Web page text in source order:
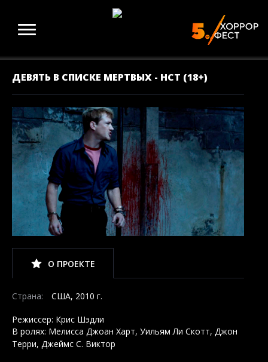
ДЕВЯТЬ В СПИСКЕ МЕРТВЫХ - НСТ (18+)
О ПРОЕКТЕ
Страна: США, 2010 г.
Режиссер: Крис Шэдли
В ролях: Мелисса Джоан Харт, Уильям Ли Скотт, Джон
Терри, Джеймс С. Виктор